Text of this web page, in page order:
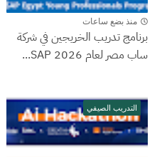
منذ بضع ساعات
برنامج تدريب الخريجين في شركة
ساب مصر لعام 2026 SAP...
التدريب الصيفي